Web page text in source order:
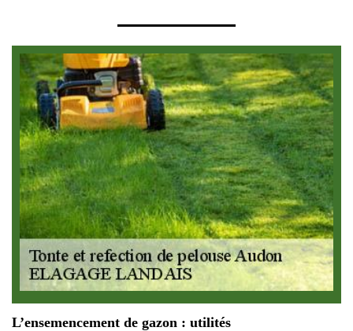
L’ensemencement de gazon : utilités